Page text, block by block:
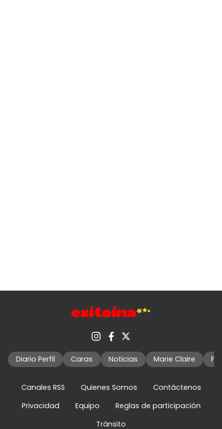
Diario Perfil Caras Noticias Marie Claire
Canales RSS Quienes Somos
Contáctenos
Privacidad
Equipo
Reglas de participación
Tránsito